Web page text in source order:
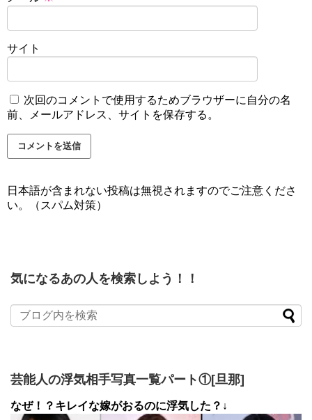
サイト
次回のコメントで使用するためブラウザーに自分の名
前、メールアドレス、サイトを保存する。
日本語が含まれない投稿は無視されますのでご注意くださ
い。（スパム対策）
気になるあの人を検索しよう！！
芸能人の浮気相手写真一覧パート①[旦那]
なぜ！？キレイな嫁がおるのに浮気した？↓